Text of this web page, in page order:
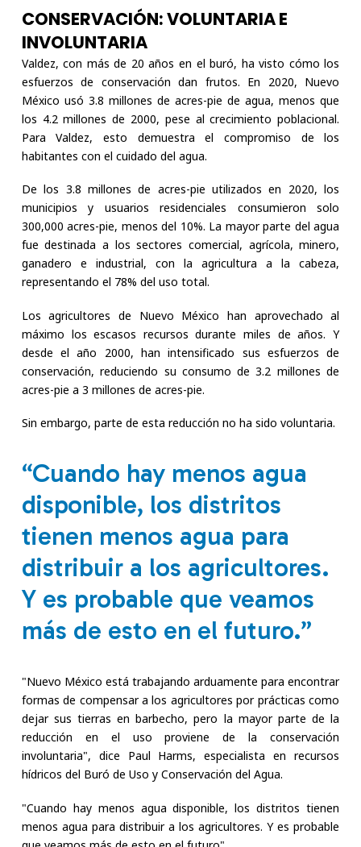
CONSERVACIÓN: VOLUNTARIA E
INVOLUNTARIA
Valdez, con más de 20 años en el buró, ha visto cómo los
esfuerzos de conservación dan frutos. En 2020, Nuevo
México usó 3.8 millones de acres-pie de agua, menos que
los 4.2 millones de 2000, pese al crecimiento poblacional.
Para Valdez, esto demuestra el compromiso de los
habitantes con el cuidado del agua.
De los 3.8 millones de acres-pie utilizados en 2020, los
municipios y usuarios residenciales consumieron solo
300,000 acres-pie, menos del 10%. La mayor parte del agua
fue destinada a los sectores comercial, agrícola, minero,
ganadero e industrial, con la agricultura a la cabeza,
representando el 78% del uso total.
Los agricultores de Nuevo México han aprovechado al
máximo los escasos recursos durante miles de años. Y
desde el año 2000, han intensificado sus esfuerzos de
conservación, reduciendo su consumo de 3.2 millones de
acres-pie a 3 millones de acres-pie.
Sin embargo, parte de esta reducción no ha sido voluntaria.
“Cuando hay menos agua
disponible, los distritos
tienen menos agua para
distribuir a los agricultores.
Y es probable que veamos
más de esto en el futuro.”
"Nuevo México está trabajando arduamente para encontrar
formas de compensar a los agricultores por prácticas como
dejar sus tierras en barbecho, pero la mayor parte de la
reducción en el uso proviene de la conservación
involuntaria", dice Paul Harms, especialista en recursos
hídricos del Buró de Uso y Conservación del Agua.
"Cuando hay menos agua disponible, los distritos tienen
menos agua para distribuir a los agricultores. Y es probable